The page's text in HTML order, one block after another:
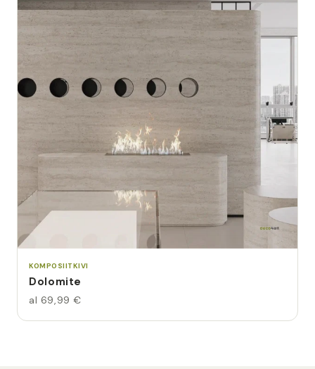
KOMPOSIITKIVI
Dolomite
al 69,99 €